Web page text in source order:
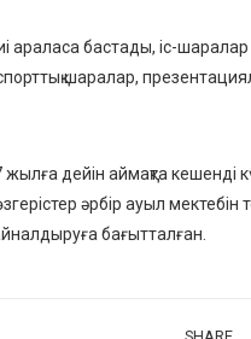
араласа бастады, іс-
шаралар,
дейін аймақта кешенді
әрбір ауыл
бағытталған.